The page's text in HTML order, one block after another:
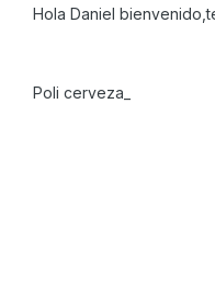
Hola Daniel
Poli cerveza_